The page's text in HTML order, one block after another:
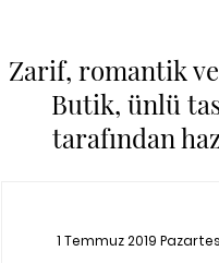
Zarif, romantik
Butik, ünlü
tarafından
1 Temmuz 2019